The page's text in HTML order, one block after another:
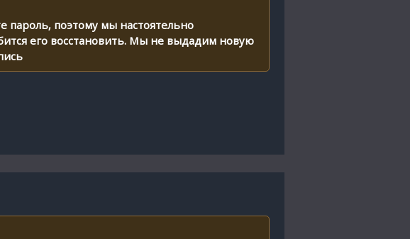
пароль, поэтому мы настоятельно
его восстановить. Мы не выдадим новую